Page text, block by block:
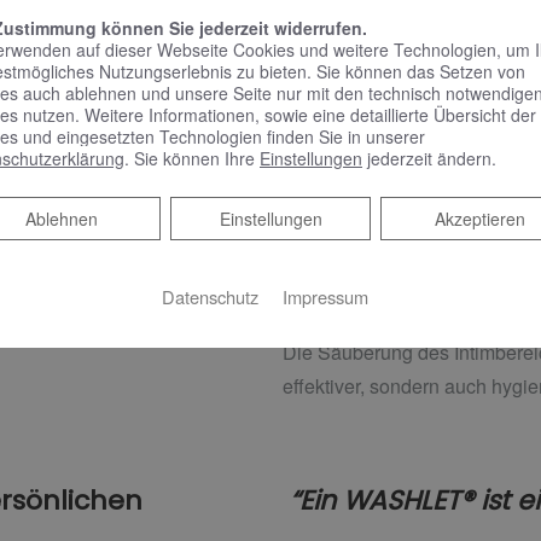
Lass uns das anhand eines
sich den Säuberungs-Effekt
alltäglichen Situation, dem
klarer: Wir waschen uns die
Verschmutzungen, Dreck
lassen. Mit Papier würden
solches nicht in der Lage ist,
Prinzip greift auch bei der
Die Säuberung des
effektiver, sondern auch
“Ein WASHLET®
können Sie jederzeit widerrufen.
auf dieser Webseite Cookies und weitere Technologien, um
Nutzungserlebnis zu bieten. Sie können das Setzen von
auch ablehnen und unsere Seite nur mit den technisch notwendigen
nutzen. Weitere Informationen, sowie eine detaillierte Übersicht der
und eingesetzten Technologien finden Sie in unserer
. Sie können Ihre Einstellungen jederzeit ändern.
Akzeptieren
Einstellungen
Ablehnen
Ablehnen
Datenschutz Impressum